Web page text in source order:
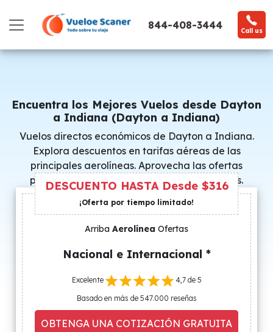
844-408-3444 Call us
Encuentra los Mejores Vuelos desde Dayton
a Indiana (Dayton a Indiana)
Vuelos directos económicos de Dayton a Indiana.
Explora descuentos en tarifas aéreas de las
principales aerolíneas. Aprovecha las ofertas
promocionales y consigue precios especiales.
DESCUENTO HASTA Desde $316
¡Oferta por tiempo limitado!
Arriba Aerolínea Ofertas
Nacional e Internacional *
Excelente
4,7 de 5
Basado en más de 547.000 reseñas
OBTENGA UNA COTIZACIÓN GRATUITA